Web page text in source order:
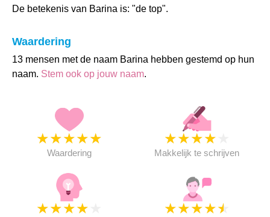
De betekenis van Barina is: "de top".
Waardering
13 mensen met de naam Barina hebben gestemd op hun
naam. Stem ook op jouw naam.
★★★★★
Waardering
★★★★
Makkelijk te schrijven
★★★★ ★★★★★